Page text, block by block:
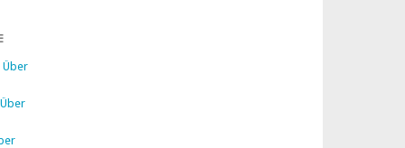
Über
Über